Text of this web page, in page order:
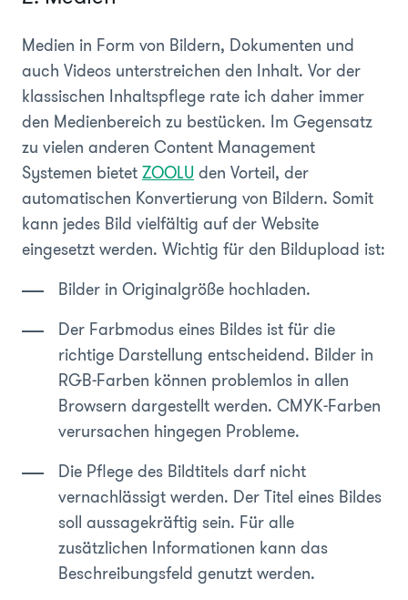
Medien in Form von Bildern, Dokumenten und
auch Videos unterstreichen den Inhalt. Vor der
klassischen Inhaltspflege rate ich daher immer
den Medienbereich zu bestücken. Im Gegensatz
zu vielen anderen Content Management
Systemen bietetZOOLU den Vorteil, der
automatischen Konvertierung von Bildern. Somit
kann jedes Bild vielfältig auf der Website
eingesetzt werden. Wichtig für den Bildupload ist:
Bilder in Originalgröße hochladen.
Der Farbmodus eines Bildes ist für die
richtige Darstellung entscheidend. Bilder in
RGB-Farben können problemlos in allen
Browsern dargestellt werden. CMYK-Farben
verursachen hingegen Probleme.
Die Pflege des Bildtitels darf nicht
vernachlässigt werden. Der Titel eines Bildes
soll aussagekräftig sein. Für alle
zusätzlichen Informationen kann das
Beschreibungsfeld genutzt werden.